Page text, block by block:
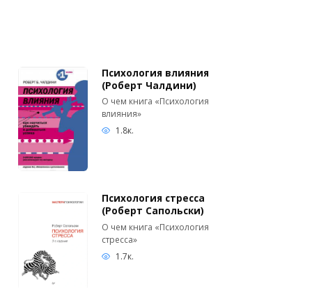
Психология влияния
(Роберт Чалдини)
О чем книга «Психология
влияния»
1.8к.
Психология стресса
(Роберт Сапольски)
О чем книга «Психология
стресса»
1.7к.